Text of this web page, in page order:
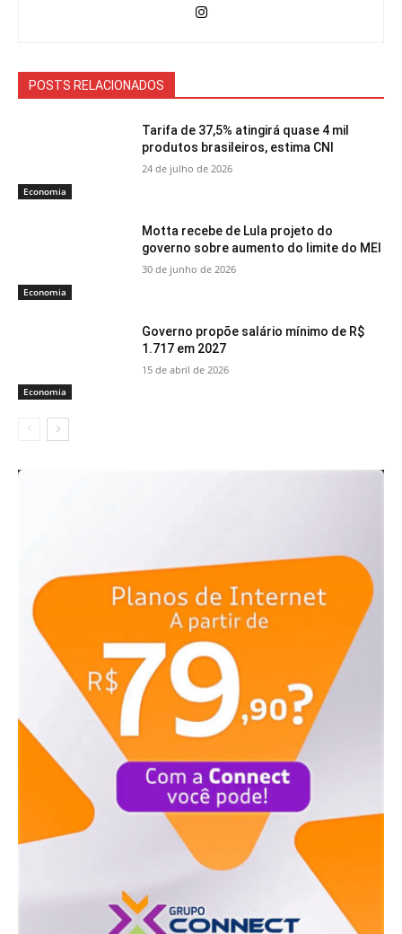
POSTS RELACIONADOS
Economia
Tarifa de 37,5% atingirá quase 4 mil
produtos brasileiros, estima CNI
24 de julho de 2026
Economia
Motta recebe de Lula projeto do
governo sobre aumento do limite do MEI
30 de junho de 2026
Economia
Governo propõe salário mínimo de R$
1.717 em 2027
15 de abril de 2026